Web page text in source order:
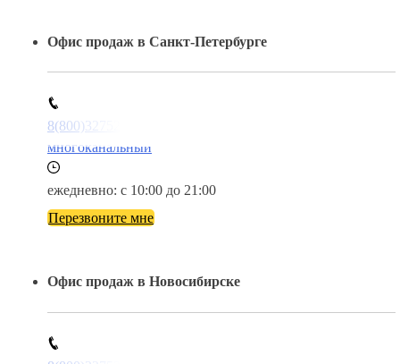
Офис продаж в Санкт-Петербурге
8(800)3275280
многоканальный
ежедневно: с 10:00 до 21:00
Перезвоните мне
Офис продаж в Новосибирске